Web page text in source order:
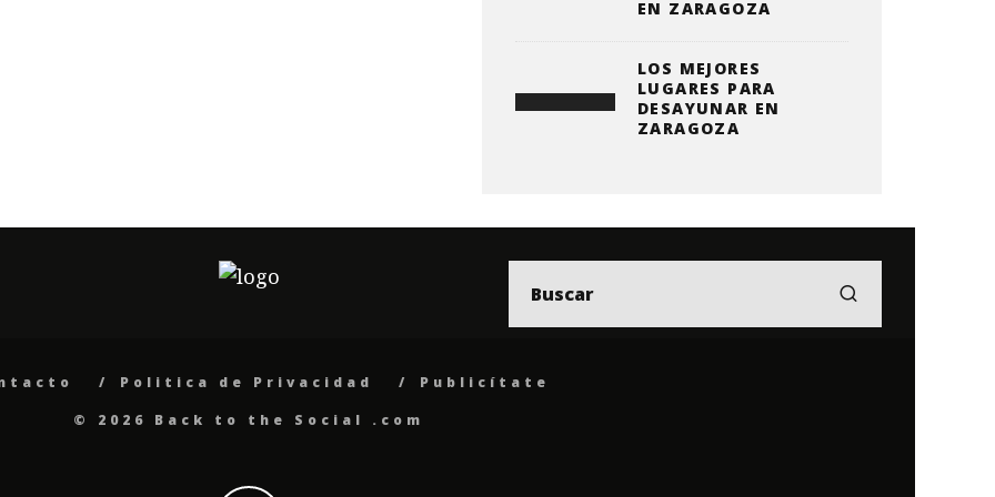
EN ZARAGOZA
LOS MEJORES
LUGARES PARA
DESAYUNAR EN
ZARAGOZA
Politica de Privacidad
Publicítate
© 2026 Back to the Social .com